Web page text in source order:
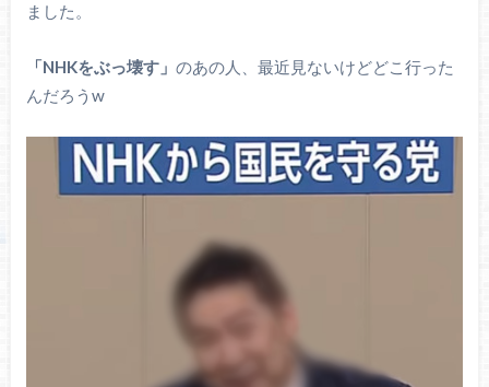
ました。
「NHKをぶっ壊す」 のあの人、最近見ないけどどこ行った
んだろうw